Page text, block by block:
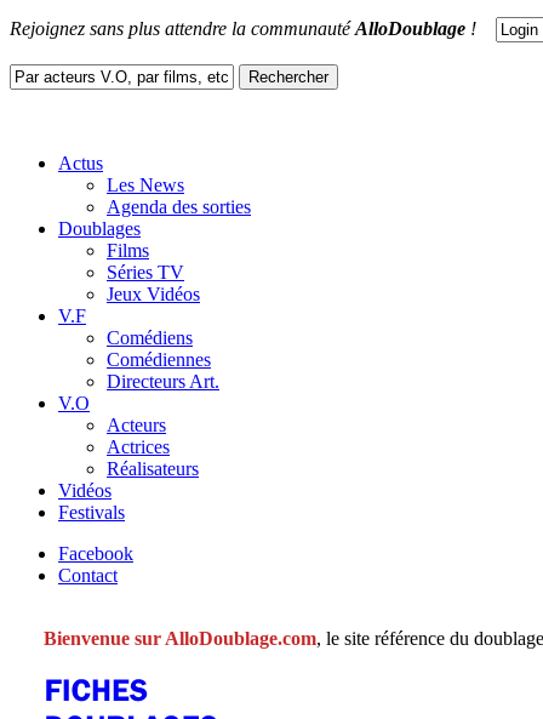
Rejoignez sans plus attendre la communautéAlloDoublage !
Actus
Les News
Agenda des sorties
Doublages
Films
Séries TV
Jeux Vidéos
V.F
Comédiens
Comédiennes
Directeurs Art.
V.O
Acteurs
Actrices
Réalisateurs
Vidéos
Festivals
Facebook
Contact
Bienvenue sur AlloDoublage.com, le site référence du